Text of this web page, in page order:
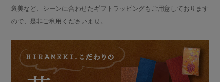
褒美など、シーンに合わせたギフトラッピングもご用意しております
ので、是非ご利用くださいませ。